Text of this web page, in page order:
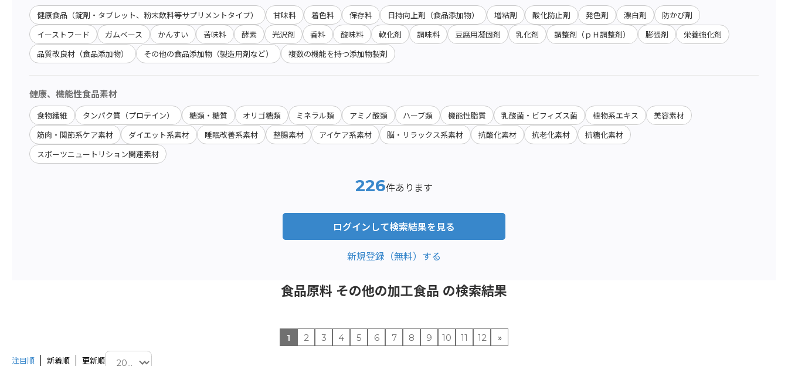
健康食品（錠剤・タブレット、粉末飲料等サプリメントタイプ） 甘味料 着色料 保存料 日持向上剤（食品添加物） 増粘剤 酸化防止剤 発色剤 漂白剤 防かび剤
イーストフード ガムベース かんすい 苦味料 酵素 光沢剤 香料 酸味料 軟化剤 調味料 豆腐用凝固剤 乳化剤 調整剤（ｐＨ調整剤） 膨張剤 栄養強化剤
品質改良材（食品添加物） その他の食品添加物（製造用剤など） 複数の機能を持つ添加物製剤
健康、機能性食品素材
食物繊維 タンパク質（プロテイン） 糖類・糖質 オリゴ糖類 ミネラル類 アミノ酸類 ハーブ類 機能性脂質 乳酸菌・ビフィズス菌 植物系エキス 美容素材
筋肉・関節系ケア素材 ダイエット系素材 睡眠改善系素材 整腸素材 アイケア系素材 脳・リラックス系素材 抗酸化素材 抗老化素材 抗糖化素材
スポーツニュートリション関連素材
226件あります
ログインして検索結果を見る
新規登録（無料）する
食品原料 その他の加工食品 の検索結果
1 2 3 4 5 6 7 8 9 10 11 12 »
注目順 新着順 更新順